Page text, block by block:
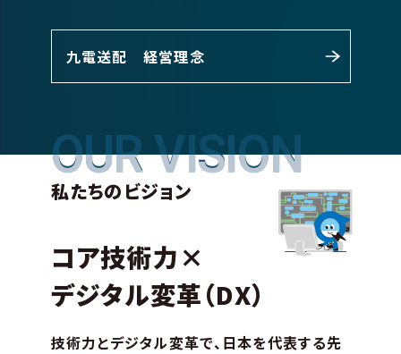
九電送配 経営理念
OUR VISION
OUR VISION
私たちのビジョン
コア技術力×
デジタル変革（DX）
技術力とデジタル変革で、日本を代表する先